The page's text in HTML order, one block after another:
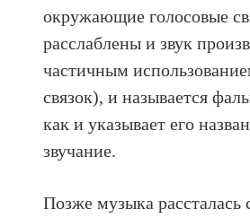
окружающие голосовые
расслаблены и звук
частичным
связок), и называется
как и указывает его
звучание.
Позже музыка рассталась